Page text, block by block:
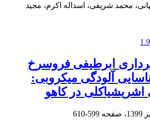
محمد شریفی، اسداله اکرم، مجید
ابرطیفی فروسرخ
آلودگی میکروبی:
در کاهو
599-610